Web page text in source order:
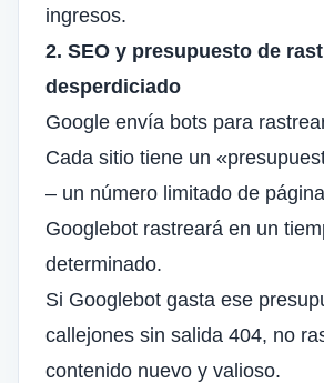
ingresos.
2. SEO y presupuesto de
desperdiciado
Google envía bots para
Cada sitio tiene un
– un número limitado de
Googlebot rastreará en un
determinado.
Si Googlebot gasta ese
callejones sin salida 404, no
contenido nuevo y valioso.